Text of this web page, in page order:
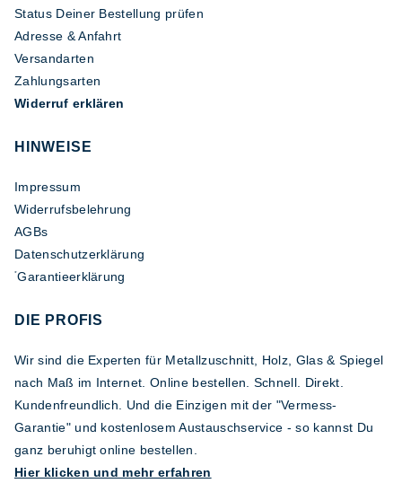
Status Deiner Bestellung prüfen
Adresse & Anfahrt
Versandarten
Zahlungsarten
Widerruf erklären
HINWEISE
Impressum
Widerrufsbelehrung
AGBs
Datenschutzerklärung
*Garantieerklärung
DIE PROFIS
Wir sind die Experten für Metallzuschnitt, Holz, Glas & Spiegel
nach Maß im Internet. Online bestellen. Schnell. Direkt.
Kundenfreundlich. Und die Einzigen mit der "Vermess-
Garantie" und kostenlosem Austauschservice - so kannst Du
ganz beruhigt online bestellen.
Hier klicken und mehr erfahren